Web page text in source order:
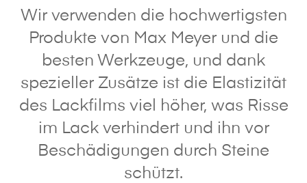
Wir verwenden die hochwertigsten
Produkte von Max Meyer und die
besten Werkzeuge, und dank
spezieller Zusätze ist die Elastizität
des Lackfilms viel höher, was Risse
im Lack verhindert und ihn vor
Beschädigungen durch Steine
schützt.